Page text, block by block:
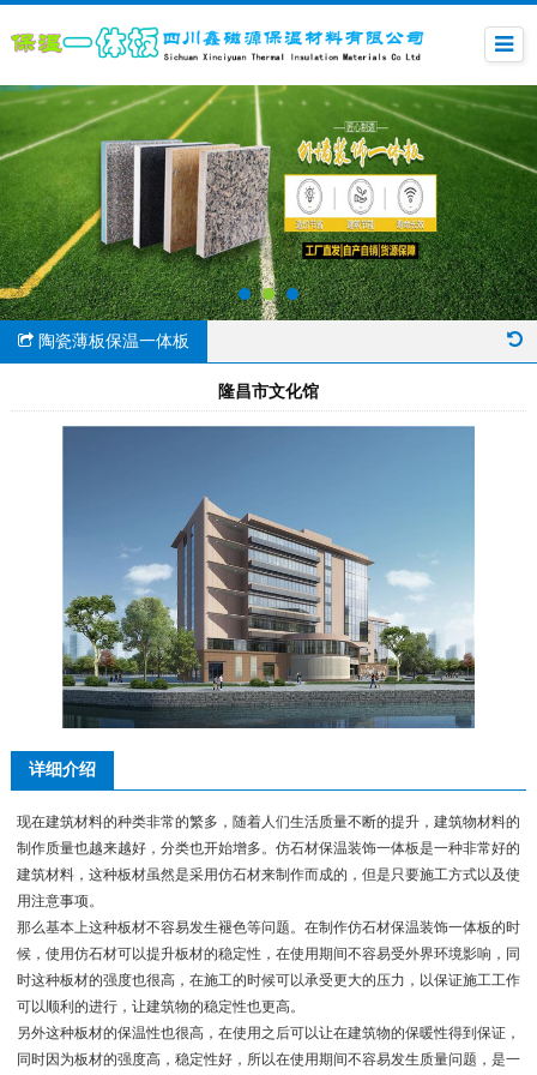
陶瓷薄板保温一体板
隆昌市文化馆
详细介绍
现在建筑材料的种类非常的繁多，随着人们生活质量不断的提升，建筑物材料的
制作质量也越来越好，分类也开始增多。仿石材保温装饰一体板是一种非常好的
建筑材料，这种板材虽然是采用仿石材来制作而成的，但是只要施工方式以及使
用注意事项。
那么基本上这种板材不容易发生褪色等问题。在制作仿石材保温装饰一体板的时
候，使用仿石材可以提升板材的稳定性，在使用期间不容易受外界环境影响，同
时这种板材的强度也很高，在施工的时候可以承受更大的压力，以保证施工工作
可以顺利的进行，让建筑物的稳定性也更高。
另外这种板材的保温性也很高，在使用之后可以让在建筑物的保暖性得到保证，
同时因为板材的强度高，稳定性好，所以在使用期间不容易发生质量问题，是一